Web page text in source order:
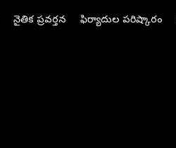
నైతిక ప్రవర్తన ఫిర్యాదుల పరిష్కారం